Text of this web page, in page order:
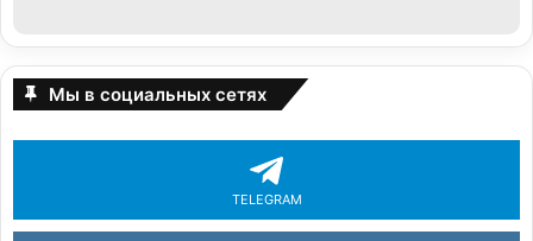
Мы в социальных сетях
TELEGRAM